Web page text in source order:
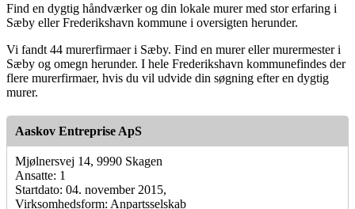
Find en dygtig håndværker og din lokale murer med stor erfaring i
Sæby eller Frederikshavn kommune i oversigten herunder.
Vi fandt 44 murerfirmaer i Sæby. Find en murer eller murermester i
Sæby og omegn herunder. I hele Frederikshavn kommunefindes der
flere murerfirmaer, hvis du vil udvide din søgning efter en dygtig
murer.
Aaskov Entreprise ApS
Mjølnersvej 14, 9990 Skagen
Ansatte: 1
Startdato: 04. november 2015,
Virksomhedsform: Anpartsselskab